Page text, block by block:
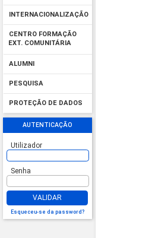
INTERNACIONALIZAÇÃO
CENTRO FORMAÇÃO
EXT. COMUNITÁRIA
ALUMNI
PESQUISA
PROTEÇÃO DE DADOS
AUTENTICAÇÃO
Utilizador
Senha
VALIDAR
Esqueceu-se da password?